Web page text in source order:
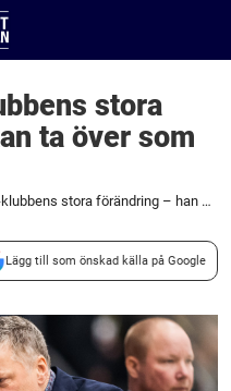
stora
ta över som
Uppgifter: SHL-klubbens stora förändring – han kan ta över som ny tränare
Lägg till som önskad källa på Google